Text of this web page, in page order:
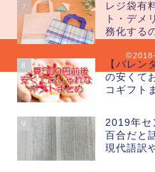
7
レジ袋有
ト・デメ
務化する
8
【バレン
の安くて
コギフト
9
2019年セ
百合だと
現代語訳